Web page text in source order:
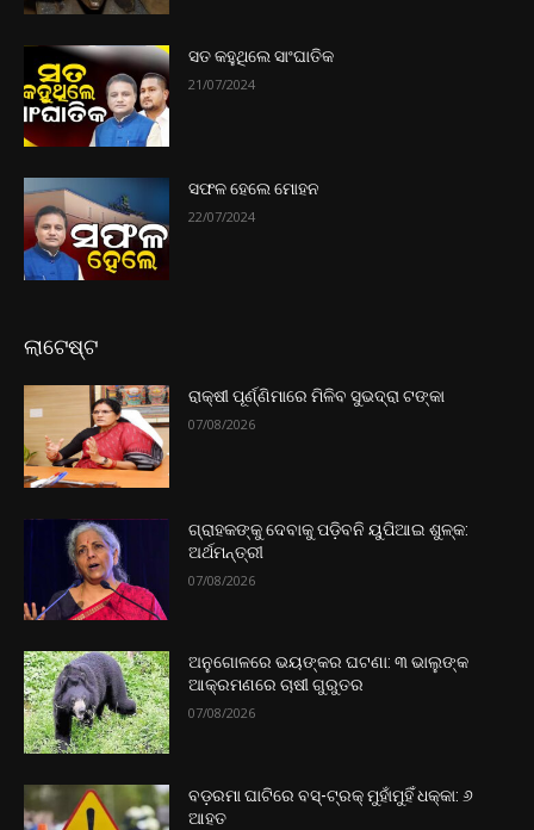
ସତ କହୁଥିଲେ ସାଂଘାତିକ
21/07/2024
ସଫଳ ହେଲେ ମୋହନ
22/07/2024
ଲାଟେଷ୍ଟ
ରାକ୍ଷୀ ପୂର୍ଣ୍ଣିମାରେ ମିଳିବ ସୁଭଦ୍ରା ଟଙ୍କା
07/08/2026
ଗ୍ରାହକଙ୍କୁ ଦେବାକୁ ପଡ଼ିବନି ୟୁପିଆଇ ଶୁଳ୍କ:
ଅର୍ଥମନ୍ତ୍ରୀ
07/08/2026
ଅନୁଗୋଳରେ ଭୟଙ୍କର ଘଟଣା: ୩ ଭାଲୁଙ୍କ
ଆକ୍ରମଣରେ ଚାଷୀ ଗୁରୁତର
07/08/2026
ବଡ଼ରମା ଘାଟିରେ ବସ୍-ଟ୍ରକ୍ ମୁହାଁମୁହିଁ ଧକ୍କା: ୬
ଆହତ